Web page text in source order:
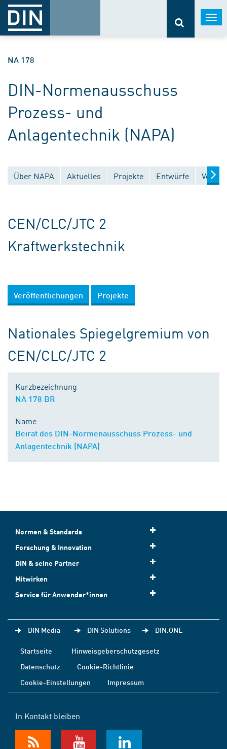
NA 178
DIN-Normenausschuss
Prozess- und
Anlagentechnik (NAPA)
Über NAPA Aktuelles Projekte Entwürfe
CEN/CLC/JTC 2
Kraftwerkstechnik
Veröffentlichungen Projekte
Nationales Spiegelgremium von
CEN/CLC/JTC 2
Kurzbezeichnung
NA 178 BR
Name
Beirat des DIN-Normenausschuss Prozess- und
Anlagentechnik (NAPA)
Normen & Standards
Forschung & Innovation
DIN & seine Partner
Mitwirken
Service für Anwender*innen
DIN Media DIN Solutions DIN.ONE
Startseite
Hinweisgeberschutzgesetz
Datenschutz
Cookie-Richtlinie
Cookie-Einstellungen
Impressum
In Kontakt bleiben